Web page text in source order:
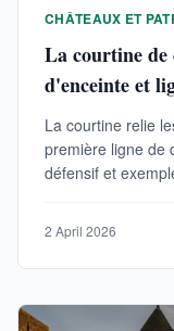
CHÂTEAUX ET
La courtine
d'enceinte et
La courtine relie
première ligne de
défensif et
2 April 2026